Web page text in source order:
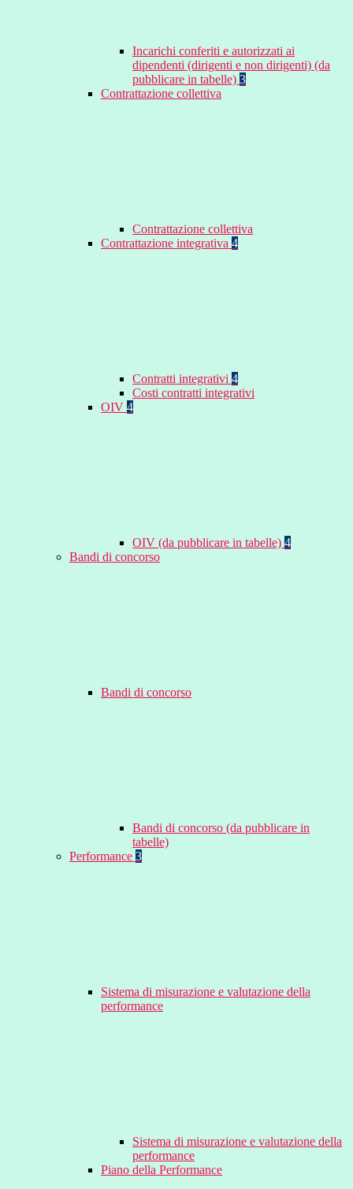
Incarichi conferiti e autorizzati ai
dipendenti (dirigenti e non dirigenti) (da
pubblicare in tabelle) 3
Contrattazione collettiva
Contrattazione collettiva
Contrattazione integrativa 4
Contratti integrativi 4
Costi contratti integrativi
OIV 4
OIV (da pubblicare in tabelle) 4
Bandi di concorso
Bandi di concorso
Bandi di concorso (da pubblicare in
tabelle)
Performance 3
Sistema di misurazione e valutazione della
performance
Sistema di misurazione e valutazione della
performance
Piano della Performance